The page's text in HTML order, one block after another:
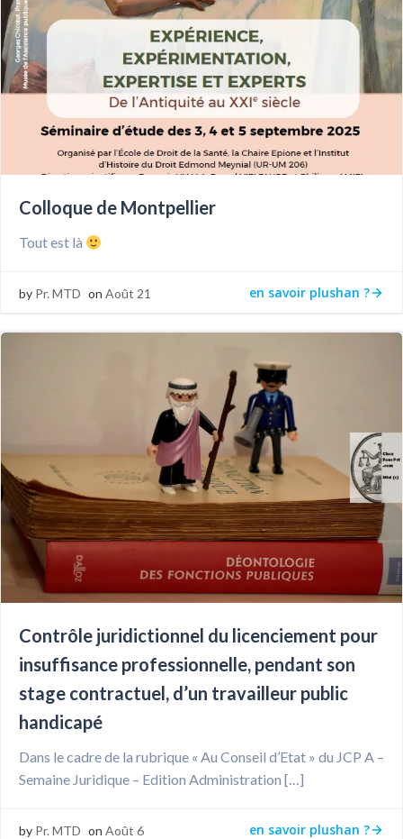
Colloque de Montpellier
Tout est là
by Pr. MTD on Août 21 en savoir plushan ?
Contrôle juridictionnel du licenciement pour
insuffisance professionnelle, pendant son
stage contractuel, d’un travailleur public
handicapé
Dans le cadre de la rubrique « Au Conseil d’Etat » du JCP A –
Semaine Juridique – Edition Administration […]
by Pr. MTD on Août 6 en savoir plushan ?